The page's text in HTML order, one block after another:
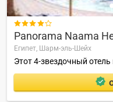

Panorama Naama
Египет, Шарм-эль-Шейх
Этот 4-звездочный